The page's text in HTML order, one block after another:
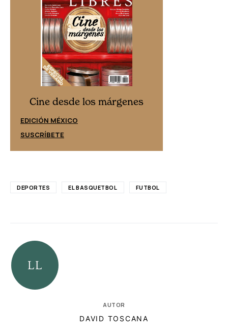
Cine desde los márgenes
EDICIÓN MÉXICO
SUSCRÍBETE
DEPORTES EL BASQUETBOL FUTBOL
AUTOR
DAVID TOSCANA